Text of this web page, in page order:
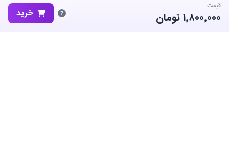
قیمت:
۱٬۸۰۰٬۰۰۰تومان خرید